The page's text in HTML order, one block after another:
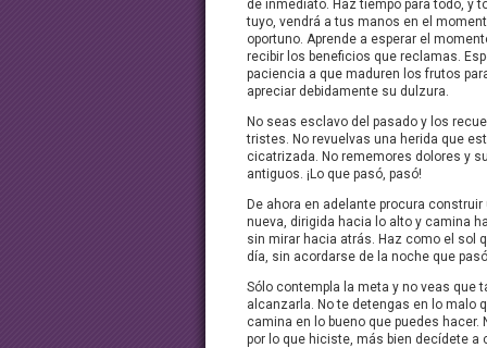
de inmediato. Haz tiempo para todo, y
tuyo, vendrá a tus manos en el
oportuno. Aprende a esperar el
recibir los beneficios que reclamas.
paciencia a que maduren los frutos
apreciar debidamente su dulzura.
No seas esclavo del pasado y los
tristes. No revuelvas una herida que
cicatrizada. No rememores dolores y
antiguos. ¡Lo que pasó, pasó!
De ahora en adelante procura construir
nueva, dirigida hacia lo alto y camina
sin mirar hacia atrás. Haz como el sol
día, sin acordarse de la noche que
Sólo contempla la meta y no veas que
alcanzarla. No te detengas en lo malo
camina en lo bueno que puedes hacer.
por lo que hiciste, más bien decídete a